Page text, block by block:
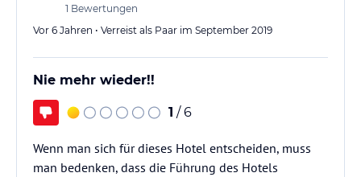
1 Bewertungen
Vor 6 Jahren • Verreist als Paar im September 2019
Nie mehr wieder!!
1 / 6
Wenn man sich für dieses Hotel entscheiden, muss
man bedenken, dass die Führung des Hotels